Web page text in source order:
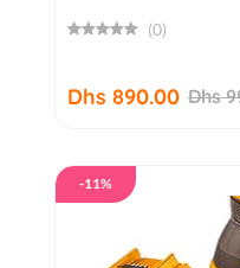
(0)
Dhs 890.00 Dhs
-11%